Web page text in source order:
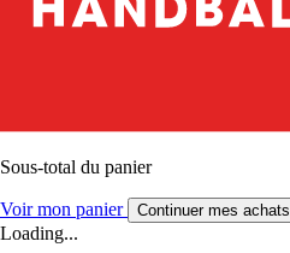
Sous-total du panier
Voir mon panier Continuer mes achats
Loading...